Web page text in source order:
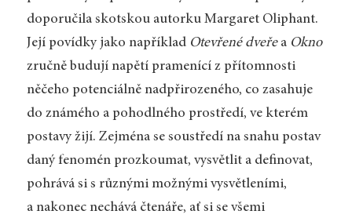
doporučila skotskou autorku Margaret Oliphant.
Její povídky jako například Otevřené dveřea Okno
zručně budují napětí pramenící z přítomnosti
něčeho potenciálně nadpřirozeného, co zasahuje
do známého a pohodlného prostředí, ve kterém
postavy žijí. Zejména se soustředí na snahu postav
daný fenomén prozkoumat, vysvětlit a definovat,
pohrává si s různými možnými vysvětleními,
a nakonec nechává čtenáře, ať si se všemi